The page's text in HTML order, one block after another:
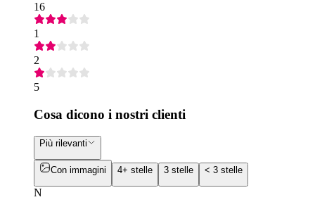
16
1
2
5
Cosa dicono i nostri clienti
Più rilevanti
Con immagini 4+ stelle 3 stelle < 3 stelle
N